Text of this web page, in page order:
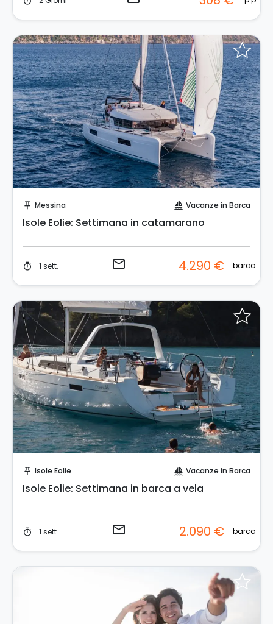
push_pin Messina sailing Vacanze in Barca
Isole Eolie: Settimana in catamarano
timer 1 sett. email 4.290 € barca
push_pin Isole Eolie sailing Vacanze in Barca
Isole Eolie: Settimana in barca a vela
timer 1 sett. email 2.090 € barca